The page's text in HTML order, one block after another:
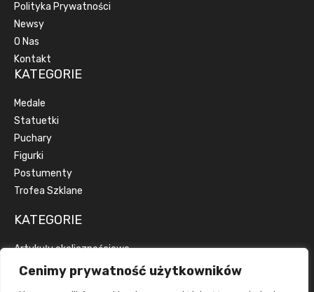
Cenimy prywatność użytkowników
Polityka Prywatności
Newsy
O Nas
Kontakt
KATEGORIE
Medale
Statuetki
Puchary
Figurki
Postumenty
Trofea Szklane
KATEGORIE
Artykuły okolicznościowe
Artykuły reklamowe